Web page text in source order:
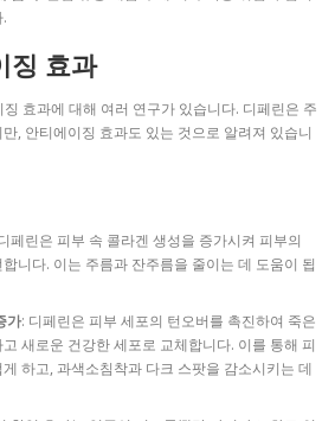
징 효과
효과에 대해 여러 연구가 있습니다. 디페린은 주
, 안티에이징 효과도 있는 것으로 알려져 있습니
페린은 피부 속 콜라겐 생성을 증가시켜 피부의
니다. 이는 주름과 잔주름을 줄이는 데 도움이 됩
가: 디페린은 피부 세포의 턴오버를 촉진하여 죽은
새로운 건강한 세포로 교체합니다. 이를 통해 피
하고, 과색소침착과 다크 스팟을 감소시키는 데